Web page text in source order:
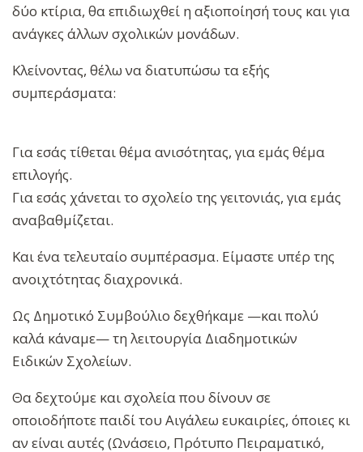
δύο κτίρια, θα επιδιωχθεί η αξιοποίησή τους και για
ανάγκες άλλων σχολικών μονάδων.
Κλείνοντας, θέλω να διατυπώσω τα εξής
συμπεράσματα:
Για εσάς τίθεται θέμα ανισότητας, για εμάς θέμα
επιλογής.
Για εσάς χάνεται το σχολείο της γειτονιάς, για εμάς
αναβαθμίζεται.
Και ένα τελευταίο συμπέρασμα. Είμαστε υπέρ της
ανοιχτότητας διαχρονικά.
Ως Δημοτικό Συμβούλιο δεχθήκαμε —και πολύ
καλά κάναμε— τη λειτουργία Διαδημοτικών
Ειδικών Σχολείων.
Θα δεχτούμε και σχολεία που δίνουν σε
οποιοδήποτε παιδί του Αιγάλεω ευκαιρίες, όποιες κι
αν είναι αυτές (Ωνάσειο, Πρότυπο Πειραματικό,